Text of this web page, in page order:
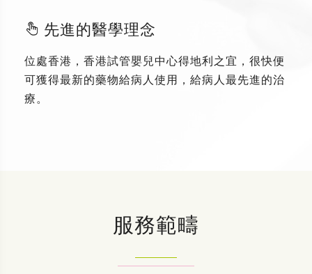
先進的醫學理念
位處香港，香港試管嬰兒中心得地利之宜，很快便
可獲得最新的藥物給病人使用，給病人最先進的治
療。
服務範疇